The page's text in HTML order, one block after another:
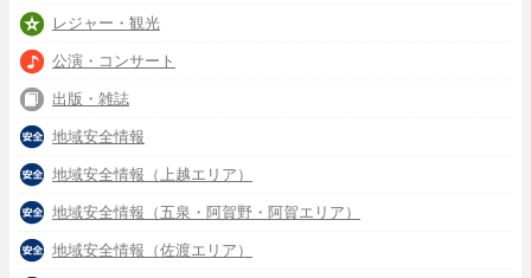
レジャー・観光
公演・コンサート
出版・雑誌
地域安全情報
地域安全情報（上越エリア）
地域安全情報（五泉・阿賀野・阿賀エリア）
地域安全情報（佐渡エリア）